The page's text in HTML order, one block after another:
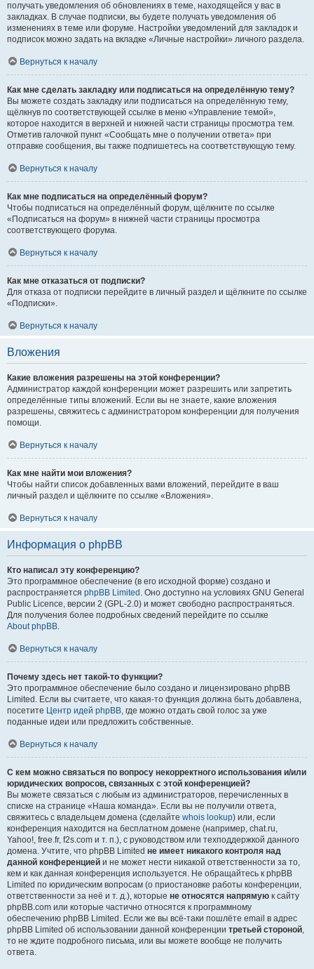
получать уведомления об обновлениях в теме, находящейся у вас в
закладках. В случае подписки, вы будете получать уведомления об
изменениях в теме или форуме. Настройки уведомлений для закладок и
подписок можно задать на вкладке «Личные настройки» личного раздела.
Вернуться к началу
Как мне сделать закладку или подписаться на определённую тему?
Вы можете создать закладку или подписаться на определённую тему,
щёлкнув по соответствующей ссылке в меню «Управление темой»,
которое находится в верхней и нижней части страницы просмотра тем.
Отметив галочкой пункт «Сообщать мне о получении ответа» при
отправке сообщения, вы также подпишетесь на соответствующую тему.
Вернуться к началу
Как мне подписаться на определённый форум?
Чтобы подписаться на определённый форум, щёлкните по ссылке
«Подписаться на форум» в нижней части страницы просмотра
соответствующего форума.
Вернуться к началу
Как мне отказаться от подписки?
Для отказа от подписки перейдите в личный раздел и щёлкните по ссылке
«Подписки».
Вернуться к началу
Вложения
Какие вложения разрешены на этой конференции?
Администратор каждой конференции может разрешить или запретить
определённые типы вложений. Если вы не знаете, какие вложения
разрешены, свяжитесь с администратором конференции для получения
помощи.
Вернуться к началу
Как мне найти мои вложения?
Чтобы найти список добавленных вами вложений, перейдите в ваш
личный раздел и щёлкните по ссылке «Вложения».
Вернуться к началу
Информация о phpBB
Кто написал эту конференцию?
Это программное обеспечение (в его исходной форме) создано и
распространяется phpBB Limited . Оно доступно на условиях GNU General
Public Licence, версии 2 (GPL-2.0) и может свободно распространяться.
Для получения более подробных сведений перейдите по ссылке
About phpBB.
Вернуться к началу
Почему здесь нет такой-то функции?
Это программное обеспечение было создано и лицензировано phpBB
Limited. Если вы считаете, что какая-то функция должна быть добавлена,
посетите Центр идей phpBB, где можно отдать свой голос за уже
поданные идеи или предложить собственные.
Вернуться к началу
С кем можно связаться по вопросу некорректного использования и/или
юридических вопросов, связанных с этой конференцией?
Вы можете связаться с любым из администраторов, перечисленных в
списке на странице «Наша команда». Если вы не получили ответа,
свяжитесь с владельцем домена (сделайте whois lookup) или, если
конференция находится на бесплатном домене (например, chat.ru,
Yahoo!, free.fr, f2s.com и т. п.), с руководством или техподдержкой данного
домена. Учтите, что phpBB Limited не имеет никакого контроля над
данной конференцией и не может нести никакой ответственности за то,
кем и как данная конференция используется. Не обращайтесь к phpBB
Limited по юридическим вопросам (о приостановке работы конференции,
ответственности за неё и т. д.), которые не относятся напрямую к сайту
phpBB.com или которые частично относятся к программному
обеспечению phpBB Limited. Если же вы всё-таки пошлёте email в адрес
phpBB Limited об использовании данной конференции третьей стороной,
то не ждите подробного письма, или вы можете вообще не получить
ответа.